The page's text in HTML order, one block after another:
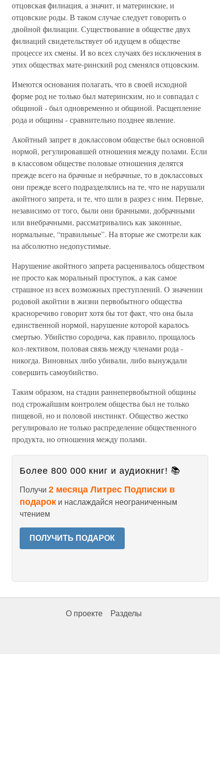
отцовская филиация, а значит, и материнские, и
отцовские роды. В таком случае следует говорить о
двойной филиации. Существование в обществе двух
филиаций свидетельствует об идущем в обществе
процессе их смены. И во всех случаях без исключения в
этих обществах мате-ринский род сменялся отцовским.
Имеются основания полагать, что в своей исходной
форме род не только был материнским, но и совпадал с
общиной - был одновременно и общиной. Расщепление
рода и общины - сравнительно позднее явление.
Акойтный запрет в доклассовом обществе был основной
нормой, регулировавшей отношения между полами. Если
в классовом обществе половые отношения делятся
прежде всего на брачные и небрачные, то в доклассовых
они прежде всего подразделялись на те, что не нарушали
акойтного запрета, и те, что шли в разрез с ним. Первые,
независимо от того, были они брачными, добрачными
или внебрачными, рассматривались как законные,
нормальные, “правильные”. На вторые же смотрели как
на абсолютно недопустимые.
Нарушение акойтного запрета расценивалось обществом
не просто как моральный проступок, а как самое
страшное из всех возможных преступлений. О значении
родовой акойтии в жизни первобытного общества
красноречиво говорит хотя бы тот факт, что она была
единственной нормой, нарушение которой каралось
смертью. Убийство сородича, как правило, прощалось
кол-лективом, половая связь между членами рода -
никогда. Виновных либо убивали, либо вынуждали
совершить самоубийство.
Таким образом, на стадии раннепервобытной общины
под строжайшим контролем общества был не только
пищевой, но и половой инстинкт. Общество жестко
регулировало не только распределение общественного
продукта, но отношения между полами.
Более 800 000 книг и аудиокниг! 📚
Получи 2 месяца Литрес Подписки в
подарок и наслаждайся неограниченным
чтением
ПОЛУЧИТЬ ПОДАРОК
О проекте Разделы